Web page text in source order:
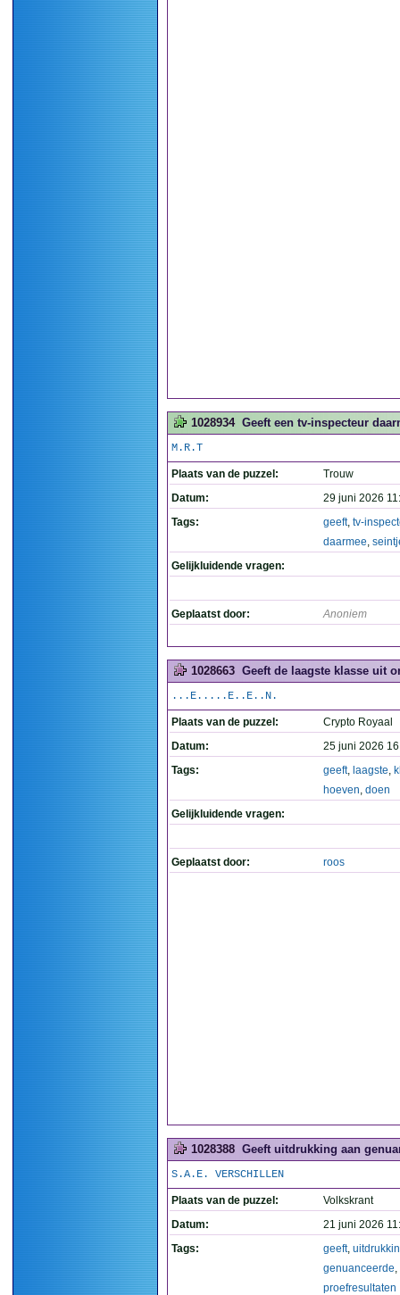
1028934 Geeft een tv-inspecteur
M.R.T
Plaats van de puzzel:
Trouw
Datum:
29 juni 2026
Tags:
geeft, tv-
daarmee,
Gelijkluidende vragen:
Geplaatst door: Anoniem
1028663 Geeft de laagste klasse uit
...E.....E..E..N.
Plaats van de puzzel:
Crypto Royaal
Datum:
25 juni 2026
Tags:
geeft, laagste,
hoeven, doen
Gelijkluidende vragen:
Geplaatst door: roos
1028388 Geeft uitdrukking aan
S.A.E. VERSCHILLEN
Plaats van de puzzel:
Volkskrant
Datum:
21 juni 2026
Tags:
geeft,
genuanceerde,
proefresultaten